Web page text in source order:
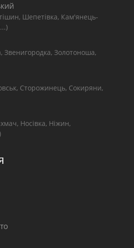
Шепетівка, Кам'янець-
Звенигородка, Золотоноша,
Сторожинець, Сокиряни,
Носівка, Ніжин,